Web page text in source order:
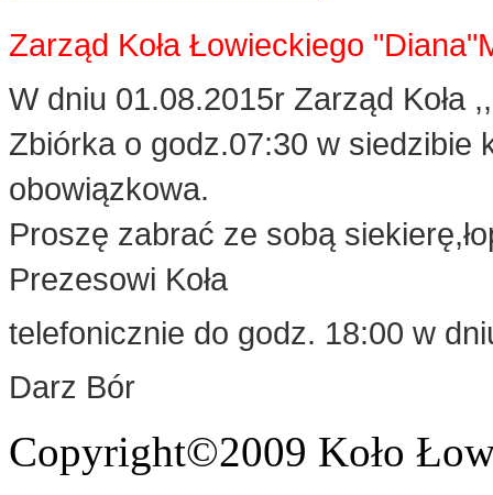
Zarząd Koła Łowieckiego
W dniu 01.08.2015r Zarząd Koła
Zbiórka o godz.07:30 w siedzibie
obowiązkowa.
Proszę zabrać ze sobą
Prezesowi Koła
telefonicznie do godz. 18:00 w
Darz Bór
Copyright©2009 Koło